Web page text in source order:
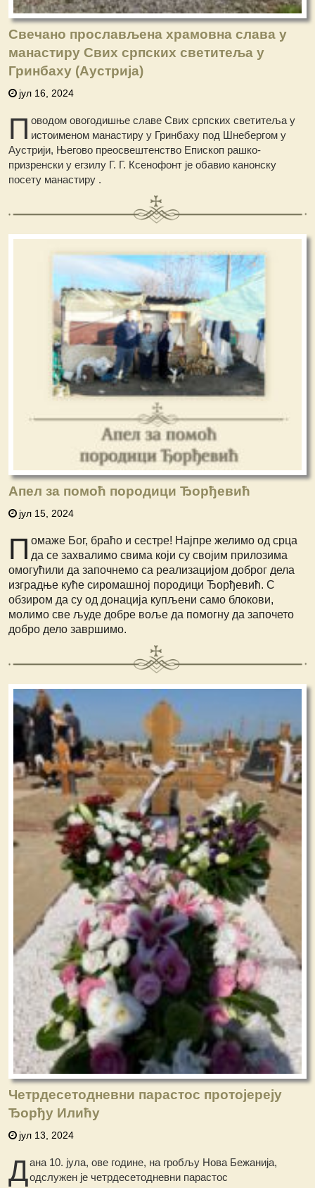
Свечано прослављена храмовна слава у
манастиру Свих српских светитеља у
Гринбаху (Аустрија)
јул 16, 2024
П оводом овогодишње славе Свих српских светитеља у
истоименом манастиру у Гринбаху под Шнебергом у
Аустрији, Његово преосвештенство Епископ рашко-
призренски у егзилу Г. Г. Ксенофонт је обавио канонску
посету манастиру .
Апел за помоћ породици Ђорђевић
јул 15, 2024
П омаже Бог, браћо и сестре! Најпре желимо од срца
да се захвалимо свима који су својим прилозима
омогућили да започнемо са реализацијом доброг дела
изградње куће сиромашној породици Ђорђевић. С
обзиром да су од донација купљени само блокови,
молимо све људе добре воље да помогну да започето
добро дело завршимо.
Четрдесетодневни парастос протојереју
Ђорђу Илићу
јул 13, 2024
Дана 10. јула, ове године, на гробљу Нова Бежанија,
одслужен је четрдесетодневни парастос